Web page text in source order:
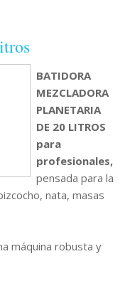
BATIDORA
MEZCLADORA
PLANETARIA
DE 20 LITROS
para
profesionales,
pensada para la
nata, masas
máquina robusta y